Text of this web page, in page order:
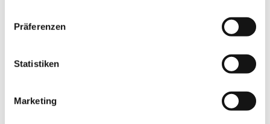
Präferenzen
Statistiken
Marketing